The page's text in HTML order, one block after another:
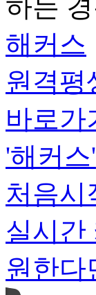
하는
해커스
원격평
바로가
'해커스'
처음시
실시간
원한다